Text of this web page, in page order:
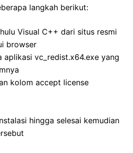
langkah berikut:
Visual C++ dari situs resmi
browser
aplikasi vc_redist.x64.exe yang
kolom accept license
hingga selesai kemudian